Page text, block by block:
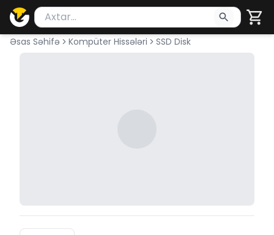
Məhsul axtar
Axtarış üçün ən azı 2 simvol yazın. Göndərmək
Əsas Səhifə Kompüter Hissələri SSD Disk